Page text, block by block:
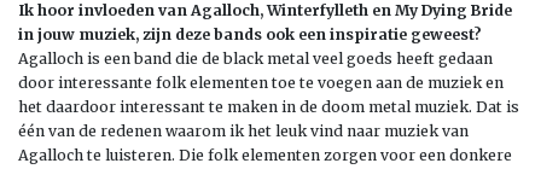
Ik hoor invloeden van Agalloch, Winterfylleth en My Dying Bride
in jouw muziek, zijn deze bands ook een inspiratie geweest?
Agalloch is een band die de black metal veel goeds heeft gedaan
door interessante folk elementen toe te voegen aan de muziek en
het daardoor interessant te maken in de doom metal muziek. Dat is
één van de redenen waarom ik het leuk vind naar muziek van
Agalloch te luisteren. Die folk elementen zorgen voor een donkere